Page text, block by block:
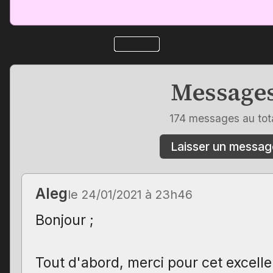
174 messages au
Laisser un
Alegle 24/01/2021 à 23h46
Bonjour ;
Tout d'abord, merci pour cet